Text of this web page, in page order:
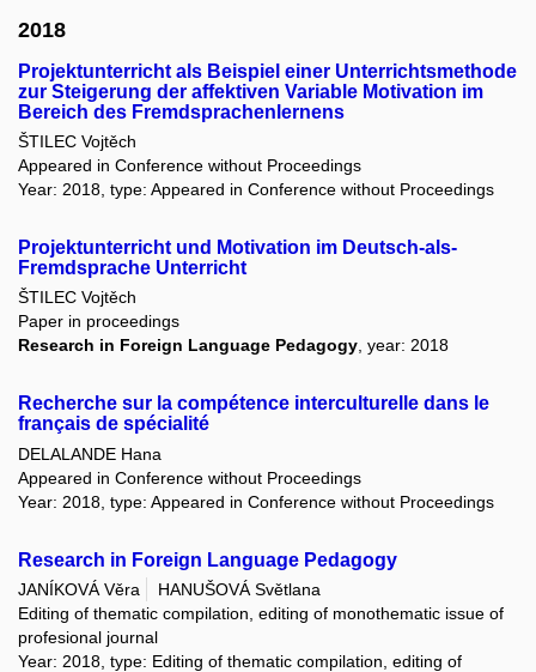
2018
Projektunterricht als Beispiel einer Unterrichtsmethode
zur Steigerung der affektiven Variable Motivation im
Bereich des Fremdsprachenlernens
ŠTILEC Vojtěch
Appeared in Conference without Proceedings
Year: 2018, type: Appeared in Conference without Proceedings
Projektunterricht und Motivation im Deutsch-als-
Fremdsprache Unterricht
ŠTILEC Vojtěch
Paper in proceedings
Research in Foreign Language Pedagogy, year: 2018
Recherche sur la compétence interculturelle dans le
français de spécialité
DELALANDE Hana
Appeared in Conference without Proceedings
Year: 2018, type: Appeared in Conference without Proceedings
Research in Foreign Language Pedagogy
JANÍKOVÁ Věra
HANUŠOVÁ Světlana
Editing of thematic compilation, editing of monothematic issue of
profesional journal
Year: 2018, type: Editing of thematic compilation, editing of